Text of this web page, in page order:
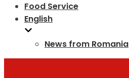
Food Service
English
News from Romania